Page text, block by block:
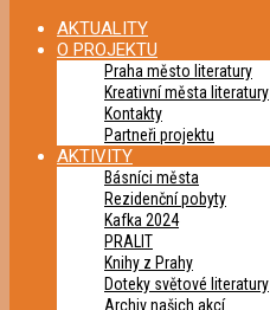
Menu
AKTUALITY
O PROJEKTU
Praha město literatury
Kreativní města literatury
Kontakty
Partneři projektu
AKTIVITY
Básníci města
Rezidenční pobyty
Kafka 2024
PRALIT
Knihy z Prahy
Doteky světové literatury
Archiv našich akcí